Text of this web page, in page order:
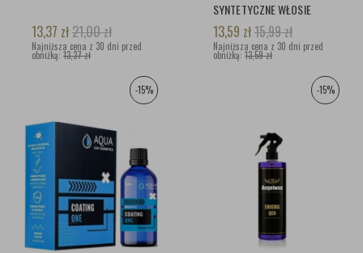
13,37 zł21,00zł
Najniższa cena z 30 dni przed
obniżką: 13,37 zł
SYNTETYCZNE WŁOSIE
13,59 zł15,99zł
Najniższa cena z 30 dni przed
obniżką: 13,59 zł
-15% -15%